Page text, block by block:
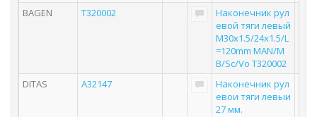
BAGEN
T320002
Наконечник рул
евой тяги левый
M30x1.5/24x1.5/L
=120mm MAN/M
B/Sc/Vo T320002
DITAS
A32147
Наконечник рул
евои тяги левыи
27 мм.